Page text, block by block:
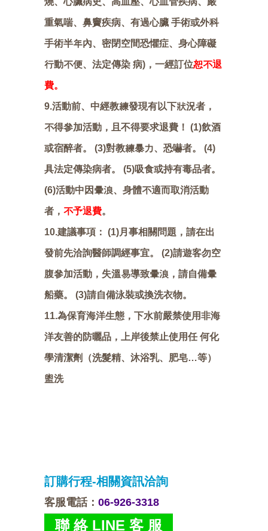
重氣喘、鼻竇疾病、有過心臟 手術或外科
手術半年內、密閉空間恐懼症、身心障礙
行動不便、法定傳染 病)，一經訂位恕不退
費。
9.活動前、中經教練發現有以下狀況者，
不得參加活動，且不得要求退費！ (1)飲酒
或宿醉者。 (3)對教練暴力、恐嚇者。 (4)
具法定傳染病者。 (5)吸食或持有毒品者。
(6)活動中因暈浪、身體不適而取消活動
者， 不予退費。
10.建議事項： (1)月事相關問題，請在出
發前先洽詢醫師調經事宜。 (2)請遊客勿空
腹參加活動，失溫易導致暈浪，請自備暈
船藥。 (3)請自備泳裝或換洗衣物。
11.為保育海洋生態，下水前嚴禁使用非海
洋友善的防曬品，上岸後禁止使用任 何化
學清潔劑（洗髮精、沐浴乳、肥皂…等）
盥洗
訂購行程-相關資訊洽詢
客服電話： 06-926-3318
聯 絡 LINE 客 服